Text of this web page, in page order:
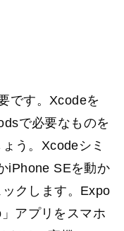
です。Xcodeを
で必要なものを
う。Xcodeシミ
iPhone SEを動か
クします。Expo
アプリをスマホ